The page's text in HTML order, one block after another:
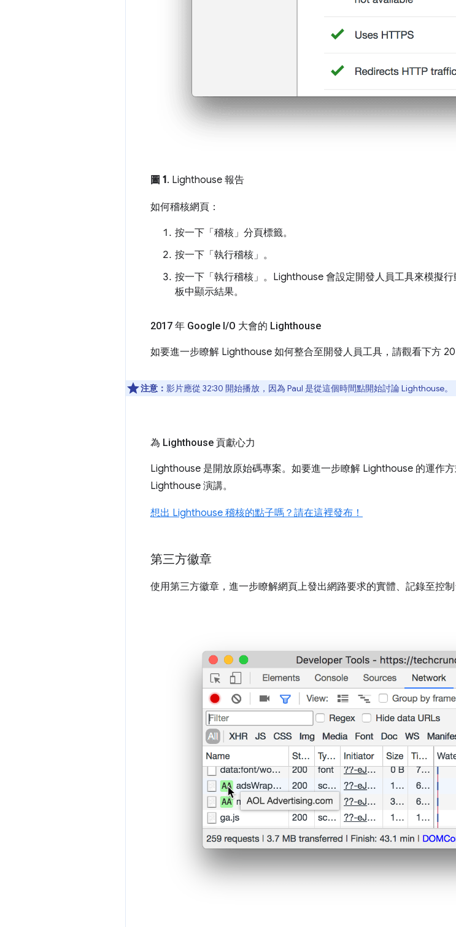
圖 1. Lighthouse 報告
如何稽核網頁：
按一下「稽核」 分頁標籤。
按一下「執行稽核」 。
按一下「執行稽核」 。Lighthouse 會設定開發人員工具來模擬
板中顯示結果。
2017 年 Google I/O 大會的 Lighthouse
如要進一步瞭解 Lighthouse 如何整合至開發人員工具，請觀看下方
注意： 影片應從 32:30 開始播放，因為 Paul 是從這個時間點開始討論 Lighthouse。
為 Lighthouse 貢獻心力
Lighthouse 是開放原始碼專案。如要進一步瞭解 Lighthouse 的運作
Lighthouse 演講。
想出 Lighthouse 稽核的點子嗎？請在這裡發布！
第三方徽章
使用第三方徽章，進一步瞭解網頁上發出網路要求的實體、記錄至控